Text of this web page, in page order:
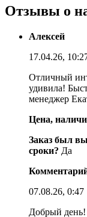
Отзывы о
Алексей
17.04.26,
Отличный
удивила!
менеджер
Цена,
Заказ был
сроки? Да
07.08.26, 0:47
Добрый день!